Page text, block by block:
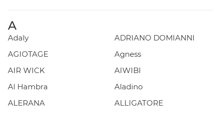
A
Adaly
ADRIANO DOMIANNI
AGIOTAGE
Agness
AIR WICK
AIWIBI
Al Hambra
Aladino
ALERANA
ALLIGATORE